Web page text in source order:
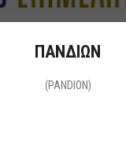
ΠΑΝΔΙΩΝ
(PANDION)